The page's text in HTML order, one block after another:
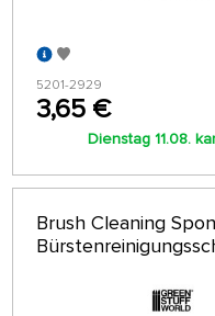
5201-2929
3,65 €
Dienstag 11.08.
Brush Cleaning